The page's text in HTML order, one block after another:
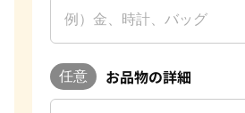
任意 お品物の詳細